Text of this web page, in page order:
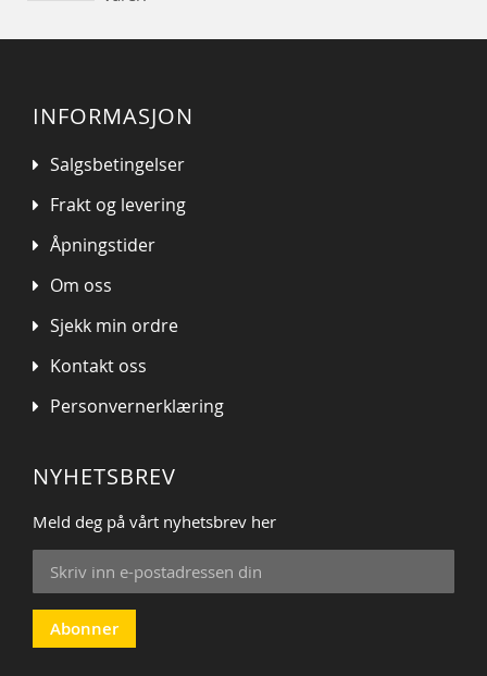
INFORMASJON
Salgsbetingelser
Frakt og levering
Åpningstider
Om oss
Sjekk min ordre
Kontakt oss
Personvernerklæring
NYHETSBREV
Meld deg på vårt nyhetsbrev her
Sign
Up
for
Our
Newsletter:
Abonner